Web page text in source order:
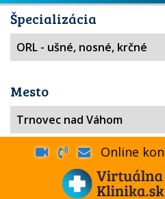
Špecializácia
Mesto
Online